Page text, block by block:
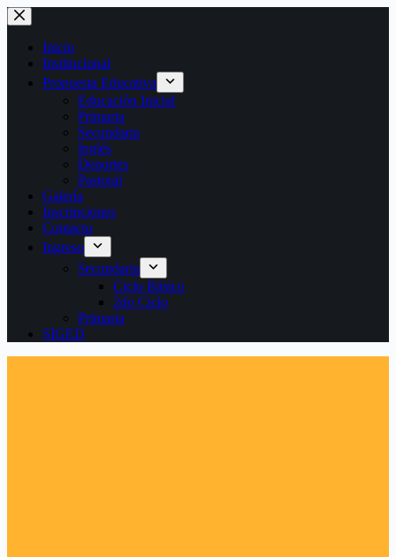
Saltar
al
contenido
Inicio
Institucional
Propuesta Educativa
Educación Inicial
Primaria
Secundaria
Inglés
Deportes
Pastoral
Galería
Inscripciones
Contacto
Ingreso
Secundaria
Ciclo Básico
2do Ciclo
Primaria
SIGED